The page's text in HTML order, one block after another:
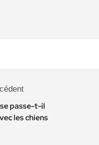
passe-t-il
les chiens